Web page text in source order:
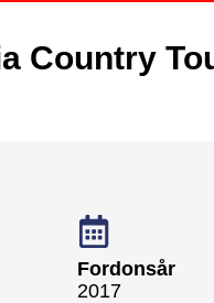
Country
Fordonsår
2017